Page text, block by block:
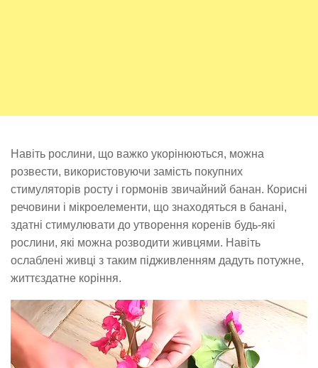
Навіть рослини, що важко укорінюються, можна
розвести, використовуючи замість покупних
стимуляторів росту і гормонів звичайний банан. Корисні
речовини і мікроелементи, що знаходяться в банані,
здатні стимулювати до утворення коренів будь-які
рослини, які можна розводити живцями. Навіть
ослаблені живці з таким підживленням дадуть потужне,
життєздатне коріння.